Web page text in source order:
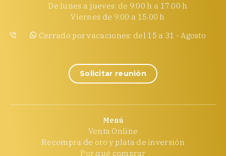
De lunes a jueves: de 9:00 h a 17.00 h
Viernes de 9:00 a 15.00 h
Cerrado por vacaciones: del 15 a 31 - Agosto
Solicitar reunión
Menú
Venta Online
Recompra de oro y plata de inversión
Por qué comprar